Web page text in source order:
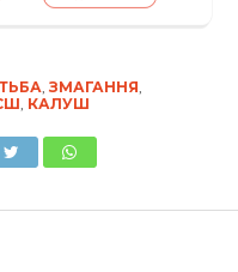
ЗМАГАННЯ
КАЛУШ